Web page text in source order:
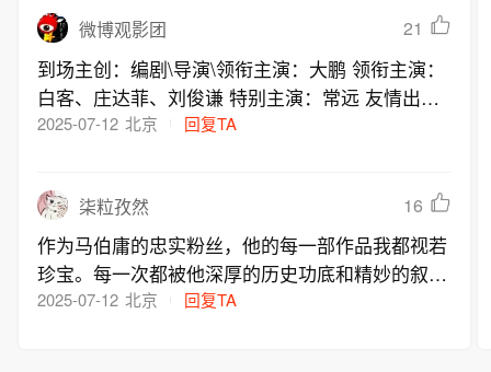
微博观影团 21
到场主创：编剧\导演\领衔主演：大鹏 领衔主演：
白客、庄达菲、刘俊谦 特别主演：常远 友情出
演：王迅、孙阳、宋小宝、付航（具体以实际到场
2025-07-12 北京 回复TA
柒粒孜然 16
作为马伯庸的忠实粉丝，他的每一部作品我都视若
珍宝。每一次都被他深厚的历史功底和精妙的叙事
能力所折服。这次的《长安的荔枝》，以“一骑红
2025-07-12 北京 回复TA